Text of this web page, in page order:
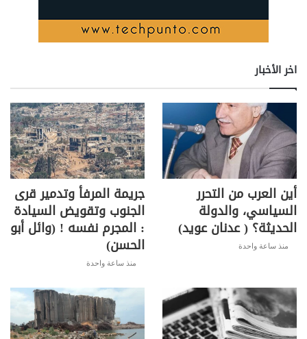
k
اخر الأخبار
أين العرب من التحرر
السياسي، والدولة
الحديثة؟ ( عدنان عويد)
منذ ساعة واحدة
جريمة المرفأ وتدمير قرى
الجنوب وتقويض السيادة
: المجرم نفسه ! (وائل أبو
الحسن)
منذ ساعة واحدة